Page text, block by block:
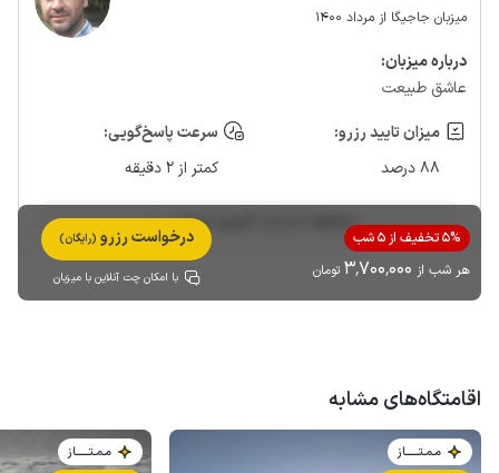
میزبان جاجیگا از مرداد 1400
درباره‌ میزبان:
عاشق طبیعت
میزان تایید رزرو:
88 درصد
سرعت پاسخ‌گویی:
کمتر از 2 دقیقه
مشاهده حساب کاربری میزبان
5% تخفیف از 5 شب
هر شب از 3٬700٬000 تومان
درخواست رزرو (رایگان)
با امکان چت آنلاین با میزبان
اقامتگاه‌های مشابه
مـمـتــــــاز
مـمـتــــــاز